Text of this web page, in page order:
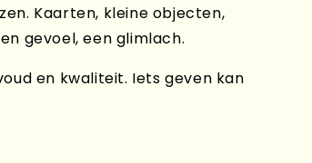
Kaarten, kleine objecten,
gevoel, een glimlach.
en kwaliteit. Iets geven kan